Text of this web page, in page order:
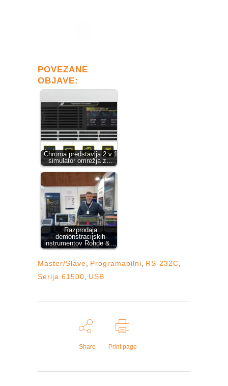
POVEZANE
OBJAVE:
Chroma predstavlja 2 v 1
simulator omrežja z…
Razprodaja
demonstracijskih
instrumentov Rohde &…
Master/Slave Programabilni RS-232C
Serija 61500
USB
Share Print page